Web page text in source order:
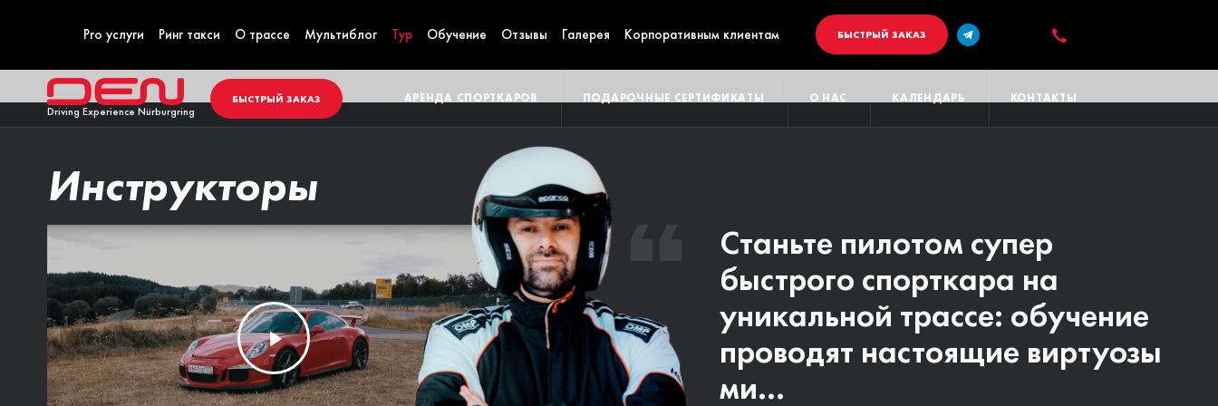
Pro услуги Ринг такси О трассе Мультиблог Тур Обучение Отзывы Галерея Корпоративным клиентам БЫСТРЫЙ ЗАКАЗ
Driving Experience Nürburgring
БЫСТРЫЙ ЗАКАЗ АРЕНДА СПОРТКАРОВ ПОДАРОЧНЫЕ СЕРТИФИКАТЫ О НАС КАЛЕНДАРЬ КОНТАКТЫ
Инструкторы
Станьте пилотом супер
быстрого спорткара на
уникальной трассе: обучение
проводят настоящие виртуозы
ми...
Приглашаем вас на летние
каникулы в Германию, на
самый невероятный гоночный
трек в мире